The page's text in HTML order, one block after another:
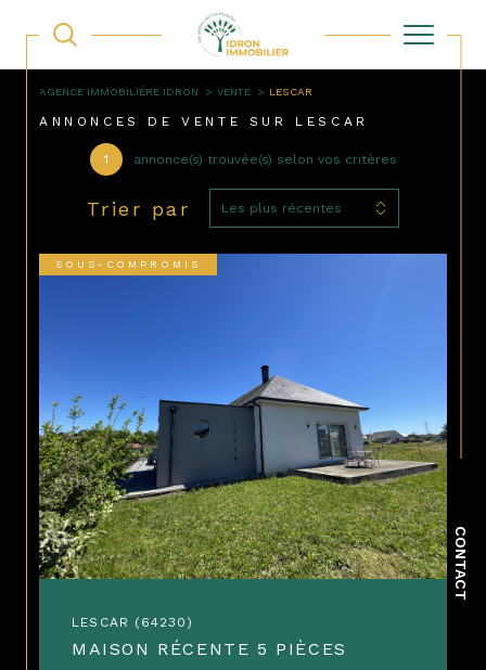
CONTACT
AGENCE IMMOBILIÈRE IDRON VENTE LESCAR
ANNONCES DE VENTE SUR LESCAR
1 annonce(s) trouvée(s) selon vos critères
Trier par Les plus récentes
LESCAR (64230)
MAISON RÉCENTE 5 PIÈCES
SOUS-COMPROMIS